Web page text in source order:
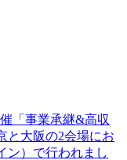
「事業承継&高収
と大阪の2会場にお
ン）で行われまし